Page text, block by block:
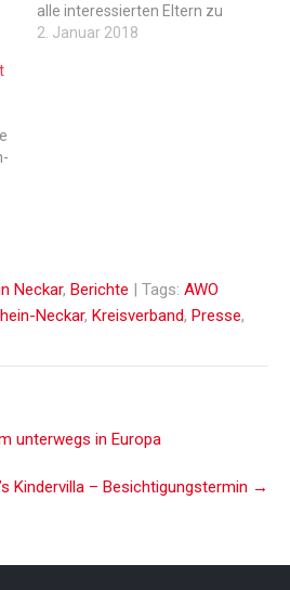
alle interessierten Eltern zu
einem Infonachmittag am
2. Januar 2018
Neckar, Berichte | Tags: AWO
Neckar, Kreisverband, Presse,
unterwegs in Europa
Kindervilla – Besichtigungstermin →